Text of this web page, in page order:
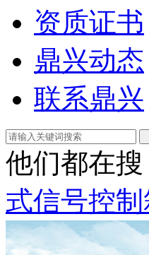
资质证书
鼎兴动态
联系鼎兴
他们都在搜
式信号控制